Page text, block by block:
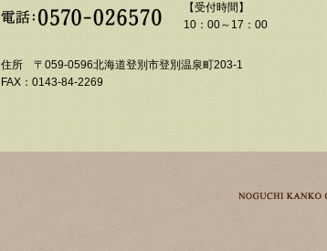
【受付時間】
10：00～17：00
住所 〒059-0596北海道登別市登別温泉町203-1
FAX：0143-84-2269